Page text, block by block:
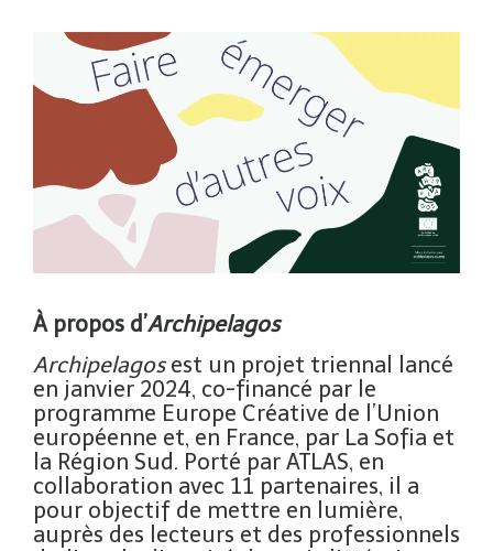
À propos d’Archipelagos
Archipelagosest un projet triennal lancé
en janvier 2024, co-financé par le
programme Europe Créative de l’Union
européenne et, en France, par La Sofia et
la Région Sud. Porté par ATLAS, en
collaboration avec 11 partenaires, il a
pour objectif de mettre en lumière,
auprès des lecteurs et des professionnels